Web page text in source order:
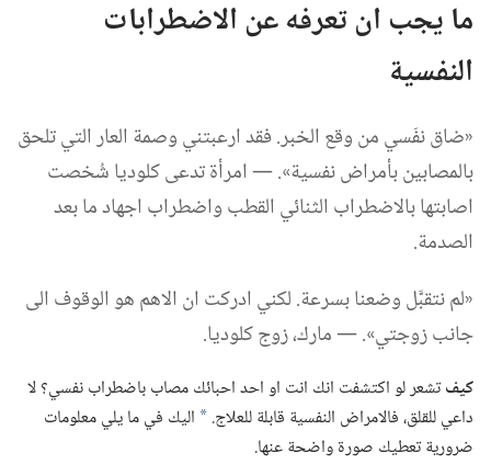
ما يجب ان تعرفه عن الاضطرابات
النفسية
‏«ضاق نفَسي من وقع الخبر.‏ فقد ارعبتني وصمة العار التي تلحق
بالمصابين بأمراض نفسية».‏ —‏ امرأة تدعى كلوديا شُخصت
اصابتها بالاضطراب الثنائي القطب واضطراب اجهاد ما بعد
الصدمة.‏
‏«لم نتقبَّل وضعنا بسرعة.‏ لكني ادركت ان الاهم هو الوقوف الى
جانب زوجتي».‏ —‏ مارك،‏ زوج كلوديا.‏
كيفتشعر لو اكتشفت انك انت او احد احبائك مصاب باضطراب نفسي؟‏ لا
داعي للقلق،‏ فالامراض النفسية قابلة للعلاج.‏ * اليك في ما يلي معلومات
ضرورية تعطيك صورة واضحة عنها.‏